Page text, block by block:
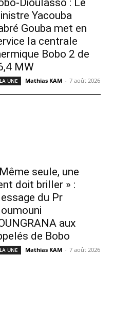
Dioulasso : Le
Yacouba
Gouba met en
la centrale
Bobo 2 de
MW
UNE Mathias KAM - 7 août 2026
seule, une
doit briller » :
du Pr
aux
de Bobo
UNE Mathias KAM - 7 août 2026